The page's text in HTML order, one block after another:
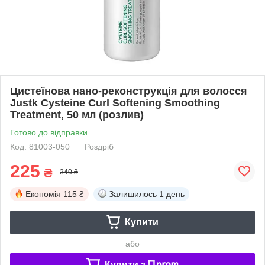
Цистеїнова нано-реконструкція для волосся
Justk Cysteine Curl Softening Smoothing
Treatment, 50 мл (розлив)
Готово до відправки
Код: 81003-050
Роздріб
225 ₴ 340 ₴
Економія 115 ₴ Залишилось 1 день
Купити
або